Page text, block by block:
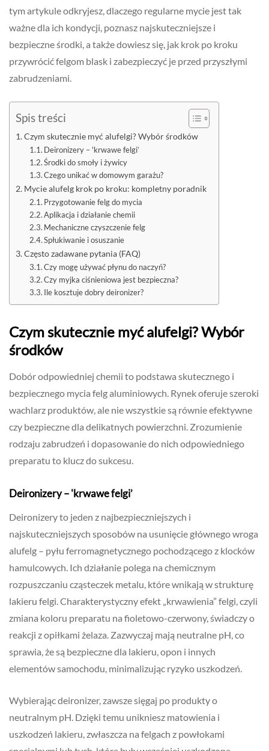
tym artykule odkryjesz, dlaczego regularne mycie jest tak
ważne dla ich kondycji, poznasz najskuteczniejsze i
bezpieczne środki, a także dowiesz się, jak krok po kroku
przywrócić felgom blask i zabezpieczyć je przed przyszłymi
zabrudzeniami.
Spis treści
Czym skutecznie myć alufelgi? Wybór środków
Deironizery – 'krwawe felgi’
Środki do smoły i żywicy
Czego unikać w domowym garażu?
Mycie alufelg krok po kroku: kompletny poradnik
Przygotowanie felg do mycia
Aplikacja i działanie chemii
Mechaniczne czyszczenie felg
Spłukiwanie i osuszanie
Często zadawane pytania (FAQ)
Czy mogę używać płynu do naczyń?
Czy myjka ciśnieniowa jest bezpieczna?
Ile kosztuje dobry deironizer?
Czym skutecznie myć alufelgi? Wybór
środków
Dobór odpowiedniej chemii to podstawa skutecznego i
bezpiecznego mycia felg aluminiowych. Rynek oferuje szeroki
wachlarz produktów, ale nie wszystkie są równie efektywne
czy bezpieczne dla delikatnych powierzchni. Zrozumienie
rodzaju zabrudzeń i dopasowanie do nich odpowiedniego
preparatu to klucz do sukcesu.
Deironizery – 'krwawe felgi’
Deironizery to jeden z najbezpieczniejszych i
najskuteczniejszych sposobów na usunięcie głównego wroga
alufelg – pyłu ferromagnetycznego pochodzącego z klocków
hamulcowych. Ich działanie polega na chemicznym
rozpuszczaniu cząsteczek metalu, które wnikają w strukturę
lakieru felgi. Charakterystyczny efekt „krwawienia” felgi, czyli
zmiana koloru preparatu na fioletowo-czerwony, świadczy o
reakcji z opiłkami żelaza. Zazwyczaj mają neutralne pH, co
sprawia, że są bezpieczne dla lakieru, opon i innych
elementów samochodu, minimalizując ryzyko uszkodzeń.
Wybierając deironizer, zawsze sięgaj po produkty o
neutralnym pH. Dzięki temu unikniesz matowienia i
uszkodzeń lakieru, zwłaszcza na felgach z powłokami